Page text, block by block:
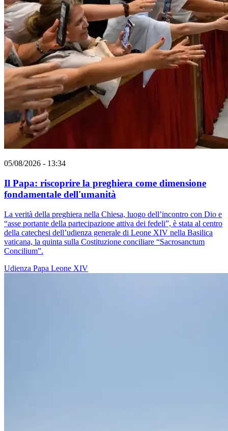
05/08/2026 - 13:34
Il Papa: riscoprire la preghiera come dimensione
fondamentale dell'umanità
La verità della preghiera nella Chiesa, luogo dell’incontro con Dio e
“asse portante della partecipazione attiva dei fedeli”, è stata al centro
della catechesi dell’udienza generale di Leone XIV nella Basilica
vaticana, la quinta sulla Costituzione conciliare “Sacrosanctum
Concilium”.
Udienza Papa Leone XIV